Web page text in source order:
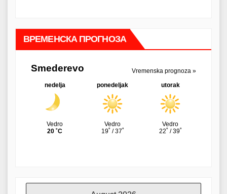
ВРЕМЕНСКА ПРОГНОЗА